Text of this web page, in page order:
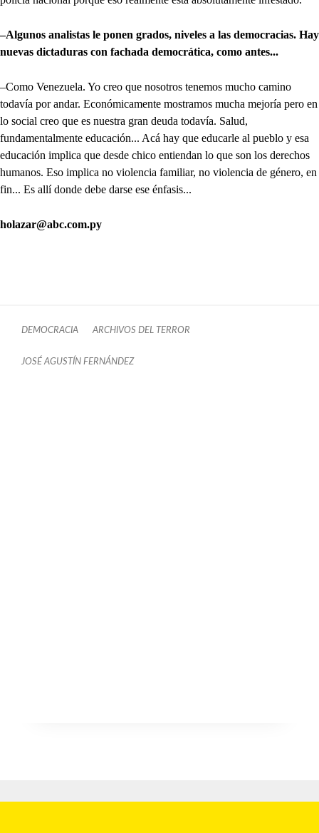
–Algunos analistas le ponen grados, niveles a las democracias. Hay
nuevas dictaduras con fachada democrática, como antes...
–Como Venezuela. Yo creo que nosotros tenemos mucho camino
todavía por andar. Económicamente mostramos mucha mejoría pero en
lo social creo que es nuestra gran deuda todavía. Salud,
fundamentalmente educación... Acá hay que educarle al pueblo y esa
educación implica que desde chico entiendan lo que son los derechos
humanos. Eso implica no violencia familiar, no violencia de género, en
fin... Es allí donde debe darse ese énfasis...
holazar@abc.com.py
DEMOCRACIA ARCHIVOS DEL TERROR
JOSÉ AGUSTÍN FERNÁNDEZ